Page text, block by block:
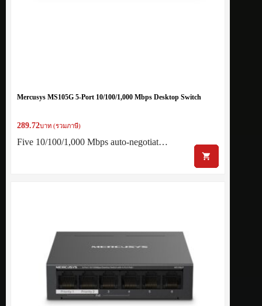
Mercusys MS105G 5-Port 10/100/1,000 Mbps Desktop Switch
289.72บาท (รวมภาษี)
Five 10/100/1,000 Mbps auto-negotiat…